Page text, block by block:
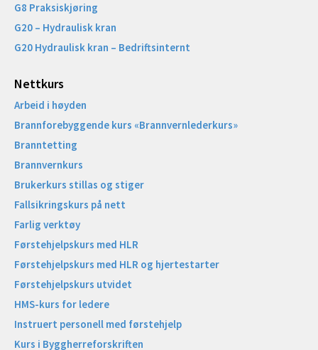
G8 Praksiskjøring
G20 – Hydraulisk kran
G20 Hydraulisk kran – Bedriftsinternt
Nettkurs
Arbeid i høyden
Brannforebyggende kurs «Brannvernlederkurs»
Branntetting
Brannvernkurs
Brukerkurs stillas og stiger
Fallsikringskurs på nett
Farlig verktøy
Førstehjelpskurs med HLR
Førstehjelpskurs med HLR og hjertestarter
Førstehjelpskurs utvidet
HMS-kurs for ledere
Instruert personell med førstehjelp
Kurs i Byggherreforskriften